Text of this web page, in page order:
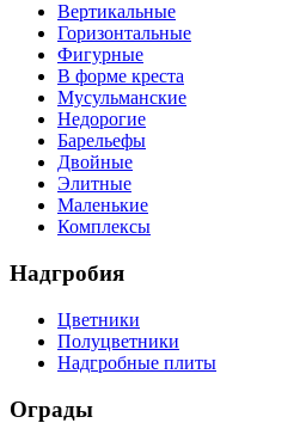
Вертикальные
Горизонтальные
Фигурные
В форме креста
Мусульманские
Недорогие
Барельефы
Двойные
Элитные
Маленькие
Комплексы
Надгробия
Цветники
Полуцветники
Надгробные плиты
Ограды